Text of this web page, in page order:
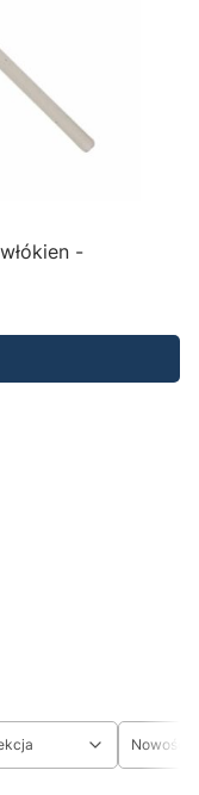
-
Nowość